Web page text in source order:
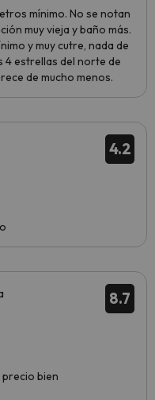
mínimo. No se notan
muy vieja y baño más.
y muy cutre, nada de
4 estrellas del norte de
de mucho menos.
4.2
8.7
precio bien